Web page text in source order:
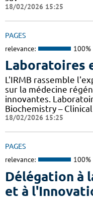
18/02/2026 15:25
PAGES
relevance: 100%
Laboratoires
L'IRMB rassemble
sur la médecine
innovantes.
Biochemistry –
18/02/2026 15:25
PAGES
relevance: 100%
Délégation à
et à